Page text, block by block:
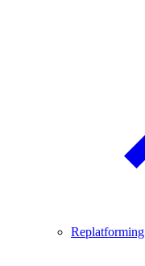
Replatforming